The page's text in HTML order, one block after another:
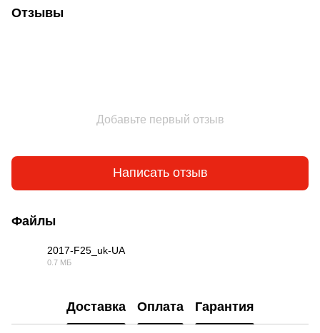
Отзывы
Добавьте первый отзыв
Написать отзыв
Файлы
2017-F25_uk-UA
0.7 МБ
Доставка Оплата Гарантия